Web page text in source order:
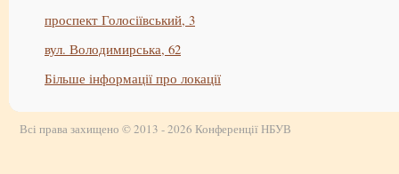
проспект Голосіївський, 3
вул. Володимирська, 62
Більше інформації про локації
Всі права захищено © 2013 - 2026 Конференції НБУВ